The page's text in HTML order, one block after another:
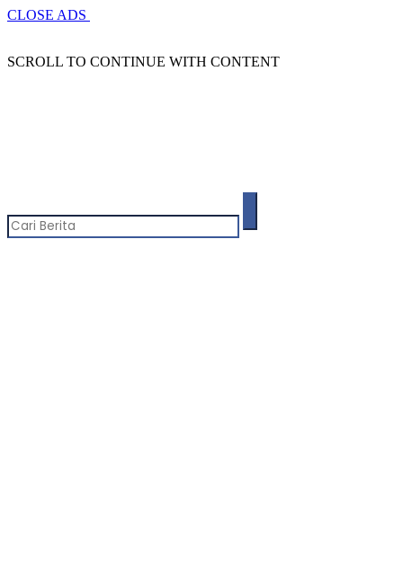
CLOSE ADS
SCROLL TO CONTINUE WITH CONTENT